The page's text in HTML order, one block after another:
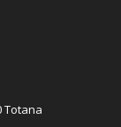
Totana